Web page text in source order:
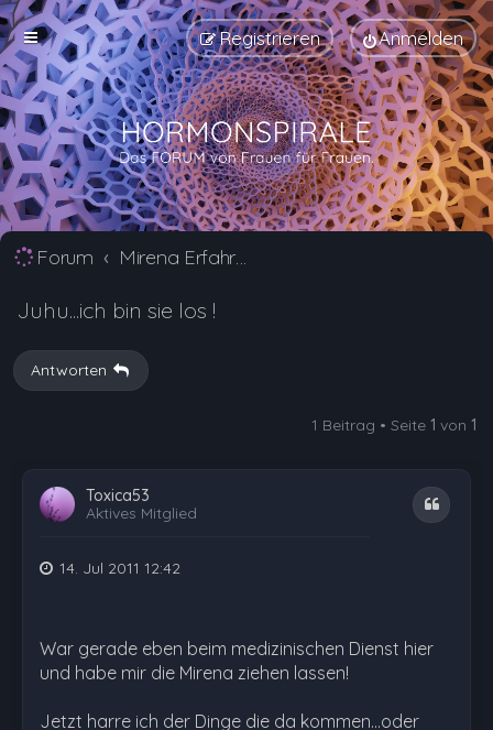
Anmelden
Registrieren
Forum Mirena Erfahrungsberichte und Nebenwirkungen
Juhu...ich bin sie los !
Antworten
1 Beitrag • Seite 1 von 1
Toxica53
Aktives Mitglied
Zitat
14. Jul 2011 12:42
War gerade eben beim medizinischen Dienst hier
und habe mir die Mirena ziehen lassen!
Jetzt harre ich der Dinge die da kommen...oder